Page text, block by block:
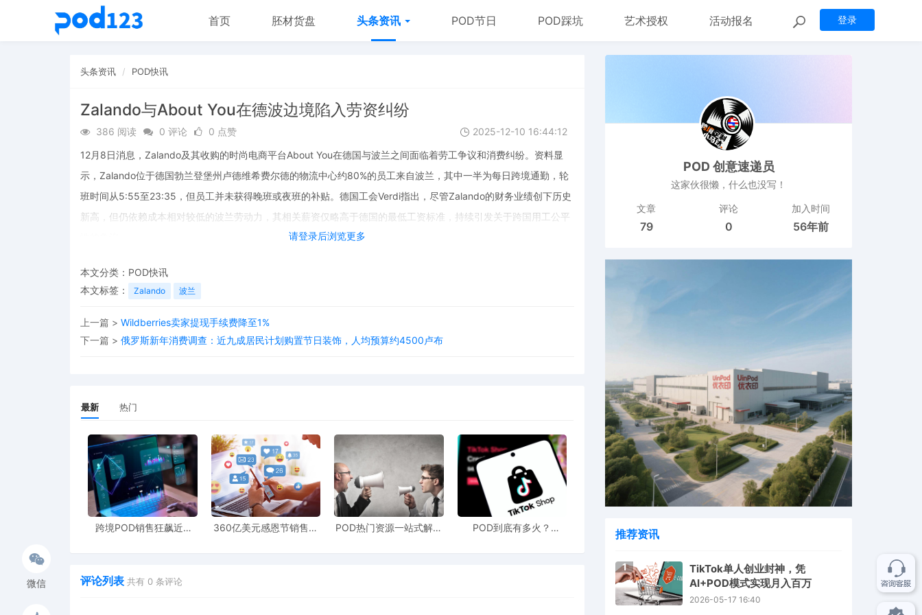
登录
首页 胚材货盘 头条资讯 POD节日 POD踩坑 艺术授权 活动报名
头条资讯 POD快讯
Zalando与About You在德波边境陷入劳资纠纷
386 阅读 0 评论 0 点赞 2025-12-10 16:44:12
请登录后浏览更多
12月8日消息，Zalando及其收购的时尚电商平台About You在德国与波兰之间面临着劳工争议和消费纠纷。资料显
示，Zalando位于德国勃兰登堡州卢德维希费尔德的物流中心约80%的员工来自波兰，其中一半为每日跨境通勤，轮
班时间从5:55至23:35，但员工并未获得晚班或夜班的补贴。德国工会Verdi指出，尽管Zalando的财务业绩创下历史
新高，但仍依赖成本相对较低的波兰劳动力，其相关薪资仅略高于德国的最低工资标准，持续引发关于跨国用工公平
微信
本文分类： POD快讯
本文标签：
Zalando 波兰
上一篇 > Wildberries卖家提现手续费降至1%
下一篇 > 俄罗斯新年消费调查：近九成居民计划购置节日装饰，人均预算约4500卢布
最新 热门
跨境POD销售狂飙近5
360亿美元感恩节销售额
POD热门资源一站式解决
POD到底有多火？
评论列表 共有 0 条评论
POD 创意速递员
这家伙很懒，什么也没写！
文章
79
评论
0
加入时间
56年前
推荐资讯
1
TikTok单人创业封神，凭
AI+POD模式实现月入百万
2026-05-17 16:40